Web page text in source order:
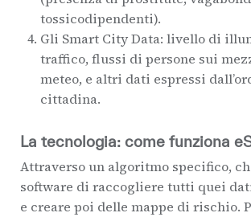
tossicodipendenti).
Gli Smart City Data: livello di
traffico, flussi di persone sui
meteo, e altri dati espressi
cittadina.
La tecnologia: come funziona
Attraverso un algoritmo specifico,
software di raccogliere tutti quei
e creare poi delle mappe di rischio.